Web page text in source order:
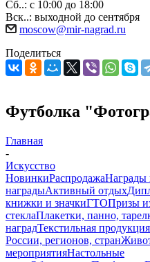
Сб..: с 10:00 до 18:00
Вск..: выходной до сентября
moscow@mir-nagrad.ru
Поделиться
Футболка
Главная
-
Искусство
НовинкиРаспродажаНаграды
наградыАктивный отдых
книжки и значкиГТОПризы
стеклаПлакетки, панно,
наградТекстильная продукция
России, регионов, стран
мероприятияНастольные